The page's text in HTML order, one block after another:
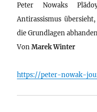
Peter Nowaks
Antirassismus
die Grundlagen
VonMarek Winter
https://peter-nowak-